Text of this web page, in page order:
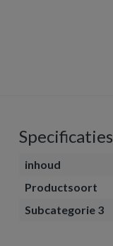
Specificaties
inhoud
Productsoort
Subcategorie 3